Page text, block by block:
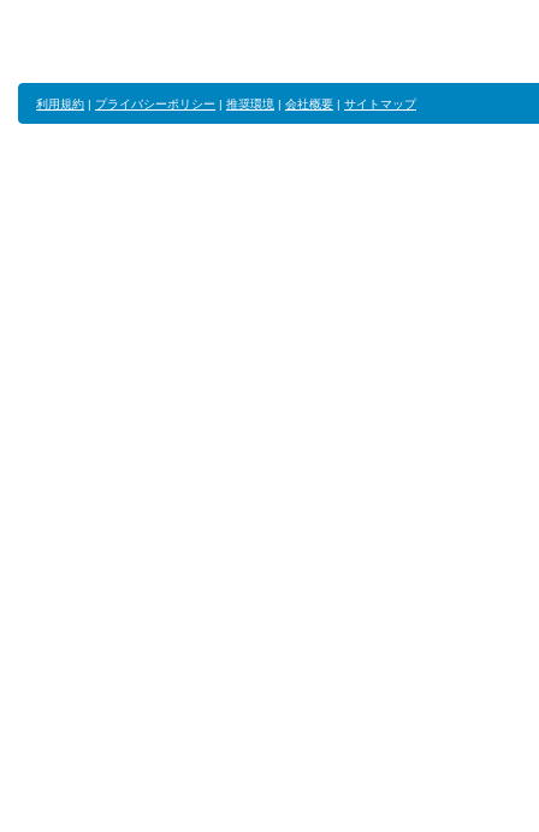
利用規約 | プライバシーポリシー | 推奨環境 | 会社概要 | サイトマップ